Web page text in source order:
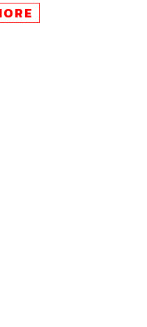
the World’ ในปี
การเฉลิมฉลองครบรอบ